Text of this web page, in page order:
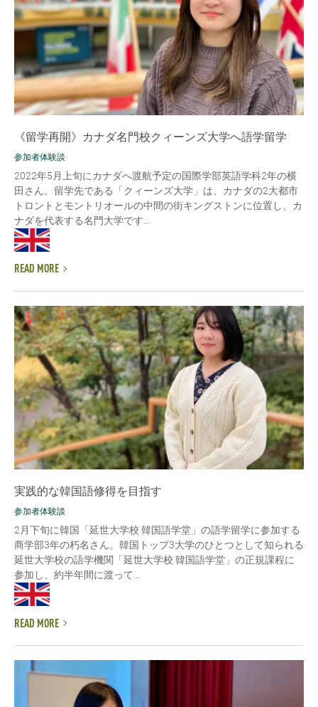
《留学再開》カナダ名門校クィーンズ大学へ語学留学
参加者体験談
2022年5月上旬にカナダへ渡航予定の国際学部英語学科2年の横
田さん。留学先である「クィーンズ大学」は、カナダの2大都市
トロントとモントリオールの中間の街キングストンに位置し、カ
ナダを代表する名門大学です...
READ MORE
実践的な韓国語修得を目指す
参加者体験談
2月下旬に韓国「延世大学校 韓国語学堂」の語学留学に参加する
商学部3年の朽名さん。韓国トップ3大学のひとつとして知られる
延世大学校の語学機関「延世大学校 韓国語学堂」の正規課程に
参加し、約半年間に渡って...
READ MORE